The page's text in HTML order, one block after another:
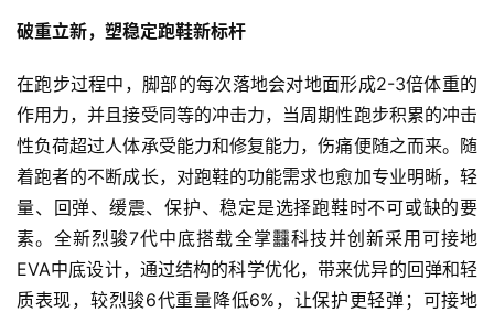
破重立新，塑稳定跑鞋新标杆
在跑步过程中，脚部的每次落地会对地面形成2-3倍体重的
作用力，并且接受同等的冲击力，当周期性跑步积累的冲击
性负荷超过人体承受能力和修复能力，伤痛便随之而来。随
着跑者的不断成长，对跑鞋的功能需求也愈加专业明晰，轻
量、回弹、缓震、保护、稳定是选择跑鞋时不可或缺的要
素。全新烈骏7代中底搭载全掌䨻科技并创新采用可接地
EVA中底设计，通过结构的科学优化，带来优异的回弹和轻
质表现，较烈骏6代重量降低6%，让保护更轻弹；可接地